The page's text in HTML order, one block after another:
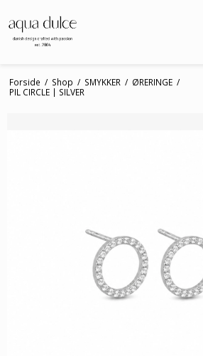
Forside / Shop / SMYKKER / ØRERINGE /
PIL CIRCLE | SILVER